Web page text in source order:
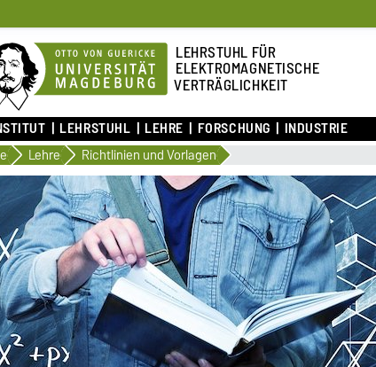
LEHRSTUHL FÜR
ELEKTROMAGNETISCHE
VERTRÄGLICHKEIT
LEHRSTUHL LEHRE FORSCHUNG INDUSTRIE
Lehre Richtlinien und Vorlagen